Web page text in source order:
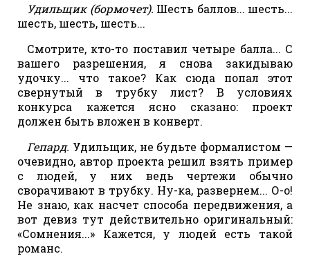
Удильщик (бормочет). Шесть баллов... шесть...
шесть, шесть, шесть...
Смотрите, кто-то поставил четыре балла... С
вашего разрешения, я снова закидываю
удочку... что такое? Как сюда попал этот
свернутый в трубку лист? В условиях
конкурса кажется ясно сказано: проект
должен быть вложен в конверт.
Гепард. Удильщик, не будьте формалистом —
очевидно, автор проекта решил взять пример
с людей, у них ведь чертежи обычно
сворачивают в трубку. Ну-ка, развернем... О-о!
Не знаю, как насчет способа передвижения, а
вот девиз тут действительно оригинальный:
«Сомнения...» Кажется, у людей есть такой
романс.